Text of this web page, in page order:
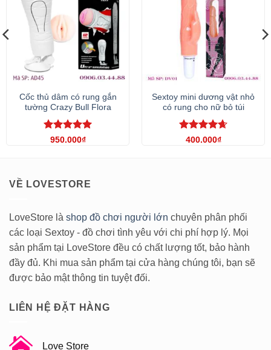
Cốc thủ dâm có rung gắn
tường Crazy Bull Flora
Được xếp
950.000₫
Sextoy mini dương vật nhỏ
có rung cho nữ bỏ túi
Được xếp
400.000₫
VỀ LOVESTORE
LoveStore là shop đồ chơi người lớn chuyên phân phối
các loại Sextoy - đồ chơi tình yêu với chi phí hợp lý. Mọi
sản phẩm tại LoveStore đều có chất lượng tốt, bảo hành
đầy đủ. Khi mua sản phẩm tại cửa hàng chúng tôi, bạn sẽ
được bảo mật thông tin tuyệt đối.
LIÊN HỆ ĐẶT HÀNG
Love Store